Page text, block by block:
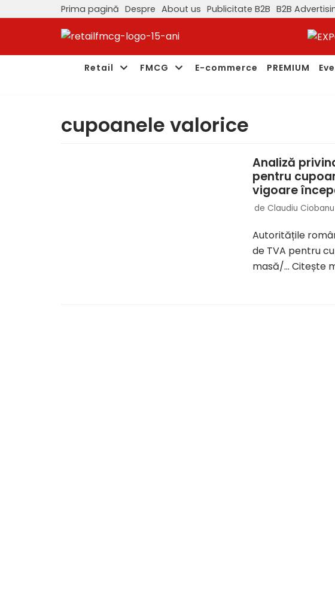
Prima pagină Despre About us Publicitate B2B B2B
Retail FMCG E-commerce PREMIUM
cupoanele valorice
Analiză
pentru
vigoare
de Claudiu Ciobanu
Autoritățile
de TVA pentru
masă/… Citește